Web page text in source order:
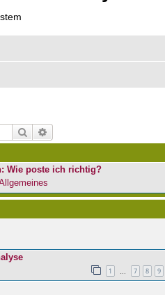
Suche
Wie poste ich richtig?
1 7 8 9